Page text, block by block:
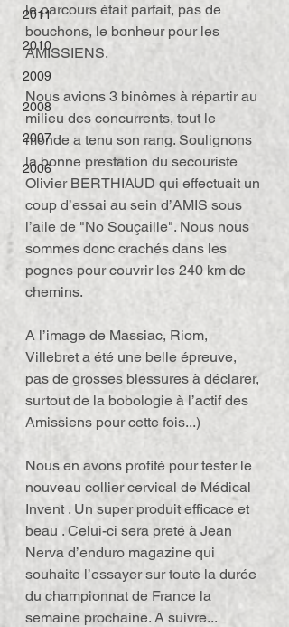
2011
2010
2009
2008
2007
2006
le parcours était parfait, pas de
bouchons, le bonheur pour les
AMISSIENS.
Nous avions 3 binômes à répartir au
milieu des concurrents, tout le
monde a tenu son rang. Soulignons
la bonne prestation du secouriste
Olivier BERTHIAUD qui effectuait un
coup d’essai au sein d’AMIS sous
l’aile de "No Souçaille". Nous nous
sommes donc crachés dans les
pognes pour couvrir les 240 km de
chemins.
A l’image de Massiac, Riom,
Villebret a été une belle épreuve,
pas de grosses blessures à déclarer,
surtout de la bobologie à l’actif des
Amissiens pour cette fois...)
Nous en avons profité pour tester le
nouveau collier cervical de Médical
Invent . Un super produit efficace et
beau . Celui-ci sera preté à Jean
Nerva d’enduro magazine qui
souhaite l’essayer sur toute la durée
du championnat de France la
semaine prochaine. A suivre...